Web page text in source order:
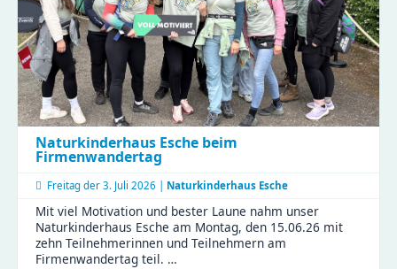
Naturkinderhaus Esche beim
Firmenwandertag
Freitag der 3. Juli 2026 | Naturkinderhaus Esche
Mit viel Motivation und bester Laune nahm unser
Naturkinderhaus Esche am Montag, den 15.06.26 mit
zehn Teilnehmerinnen und Teilnehmern am
Firmenwandertag teil. …